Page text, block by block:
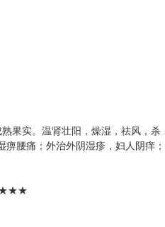
果实。温肾壮阳，燥湿，祛风，杀
腰痛；外治外阴湿疹，妇人阴痒；
★★★